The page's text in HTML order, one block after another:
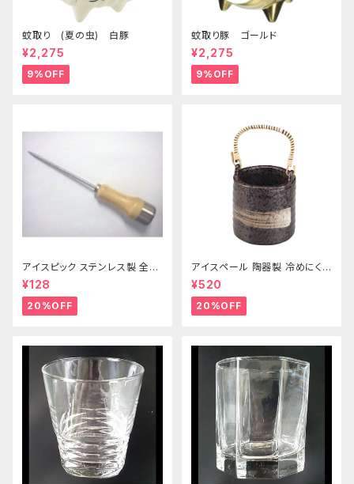
蚊取り (夏の虫) 白豚
¥2,275
9%OFF
蚊取り豚 ゴールド
¥2,275
9%OFF
アイスピック ステンレス製 全長
215ｍｍ
¥128
20%OFF
アイスペール 陶器製 冷めにくい
二重構造 860ml
¥520
20%OFF